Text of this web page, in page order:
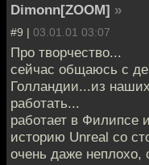
Dimonn[ZOOM] »
#9 | 03.01.01 03:07
Про творчество...
сейчас общаюсь с
Голландии...из
работать...
работает в Филипсе
историю Unreal со
очень даже неплохо,